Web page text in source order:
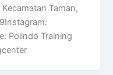
Taman,
Polindo Training